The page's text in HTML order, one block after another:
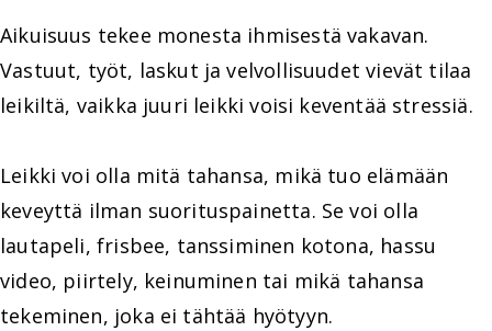
Aikuisuus tekee monesta ihmisestä vakavan.
Vastuut, työt, laskut ja velvollisuudet vievät tilaa
leikiltä, vaikka juuri leikki voisi keventää stressiä.
Leikki voi olla mitä tahansa, mikä tuo elämään
keveyttä ilman suorituspainetta. Se voi olla
lautapeli, frisbee, tanssiminen kotona, hassu
video, piirtely, keinuminen tai mikä tahansa
tekeminen, joka ei tähtää hyötyyn.